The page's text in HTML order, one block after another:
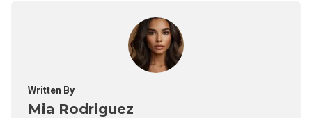
Written By
Mia Rodriguez